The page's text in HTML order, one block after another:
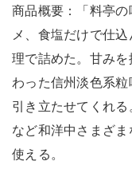
商品概要：「料亭
メ、食塩だけで仕
理で詰めた。甘み
わった信州淡色系
引き立たせてくれ
など和洋中さまざ
使える。